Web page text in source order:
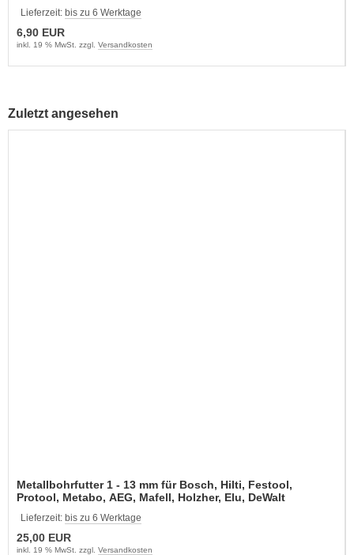
Lieferzeit: bis zu 6 Werktage
6,90 EUR
inkl. 19 % MwSt. zzgl. Versandkosten
Zuletzt angesehen
Metallbohrfutter 1 - 13 mm für Bosch, Hilti, Festool,
Protool, Metabo, AEG, Mafell, Holzher, Elu, DeWalt
Lieferzeit: bis zu 6 Werktage
25,00 EUR
inkl. 19 % MwSt. zzgl. Versandkosten